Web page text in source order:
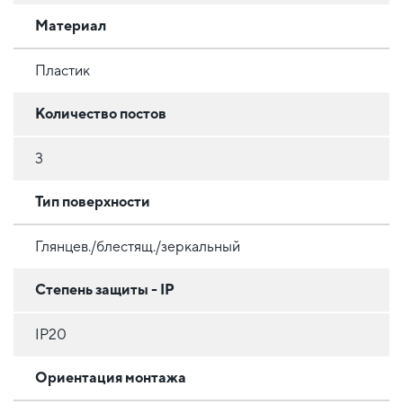
Материал
Пластик
Количество постов
3
Тип поверхности
Глянцев./блестящ./зеркальный
Степень защиты - IP
IP20
Ориентация монтажа